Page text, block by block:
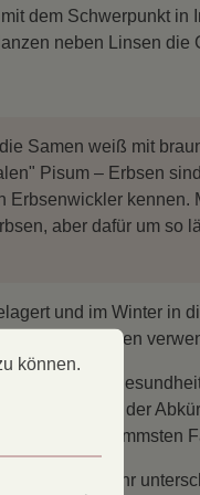
dem Schwerpunkt in
neben Linsen die
Samen weiß mit
Pisum – Erbsen
kennen.
aber dafür um so
und im Winter in
junge Palerbsen
wieder zu
Stoff mit der
im schlimmsten
Sorten sehr
Mehr
können.